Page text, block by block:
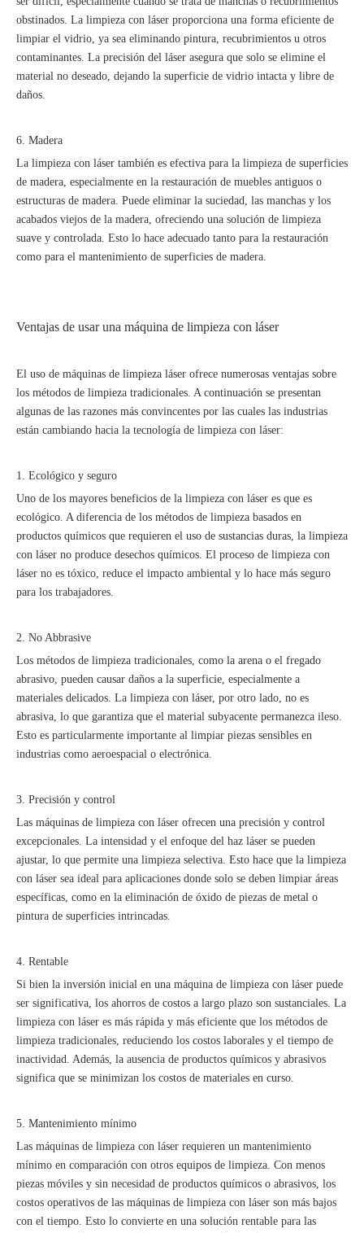
obstinados. La limpieza con láser proporciona una forma eficiente de
limpiar el vidrio, ya sea eliminando pintura, recubrimientos u otros
contaminantes. La precisión del láser asegura que solo se elimine el
material no deseado, dejando la superficie de vidrio intacta y libre de
daños.
6. Madera
La limpieza con láser también es efectiva para la limpieza de superficies
de madera, especialmente en la restauración de muebles antiguos o
estructuras de madera. Puede eliminar la suciedad, las manchas y los
acabados viejos de la madera, ofreciendo una solución de limpieza
suave y controlada. Esto lo hace adecuado tanto para la restauración
como para el mantenimiento de superficies de madera.
Ventajas de usar una máquina de limpieza con láser
El uso de máquinas de limpieza láser ofrece numerosas ventajas sobre
los métodos de limpieza tradicionales. A continuación se presentan
algunas de las razones más convincentes por las cuales las industrias
están cambiando hacia la tecnología de limpieza con láser:
1. Ecológico y seguro
Uno de los mayores beneficios de la limpieza con láser es que es
ecológico. A diferencia de los métodos de limpieza basados ​​en
productos químicos que requieren el uso de sustancias duras, la limpieza
con láser no produce desechos químicos. El proceso de limpieza con
láser no es tóxico, reduce el impacto ambiental y lo hace más seguro
para los trabajadores.
2. No Abbrasive
Los métodos de limpieza tradicionales, como la arena o el fregado
abrasivo, pueden causar daños a la superficie, especialmente a
materiales delicados. La limpieza con láser, por otro lado, no es
abrasiva, lo que garantiza que el material subyacente permanezca ileso.
Esto es particularmente importante al limpiar piezas sensibles en
industrias como aeroespacial o electrónica.
3. Precisión y control
Las máquinas de limpieza con láser ofrecen una precisión y control
excepcionales. La intensidad y el enfoque del haz láser se pueden
ajustar, lo que permite una limpieza selectiva. Esto hace que la limpieza
con láser sea ideal para aplicaciones donde solo se deben limpiar áreas
específicas, como en la eliminación de óxido de piezas de metal o
pintura de superficies intrincadas.
4. Rentable
Si bien la inversión inicial en una máquina de limpieza con láser puede
ser significativa, los ahorros de costos a largo plazo son sustanciales. La
limpieza con láser es más rápida y más eficiente que los métodos de
limpieza tradicionales, reduciendo los costos laborales y el tiempo de
inactividad. Además, la ausencia de productos químicos y abrasivos
significa que se minimizan los costos de materiales en curso.
5. Mantenimiento mínimo
Las máquinas de limpieza con láser requieren un mantenimiento
mínimo en comparación con otros equipos de limpieza. Con menos
piezas móviles y sin necesidad de productos químicos o abrasivos, los
costos operativos de las máquinas de limpieza con láser son más bajos
con el tiempo. Esto lo convierte en una solución rentable para las